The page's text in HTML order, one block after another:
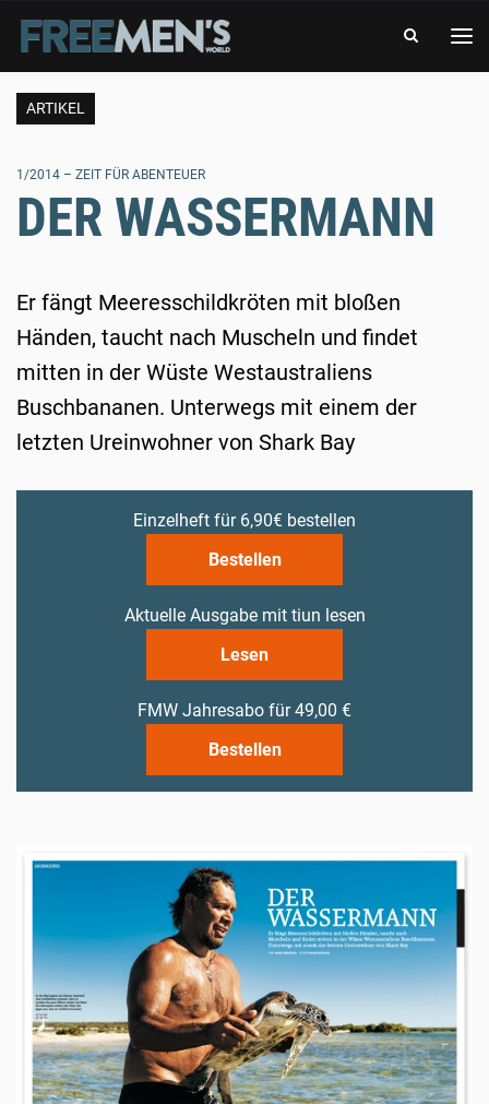
ARTIKEL
1/2014 – ZEIT FÜR ABENTEUER
DER WASSERMANN
Er fängt Meeresschildkröten mit bloßen
Händen, taucht nach Muscheln und findet
mitten in der Wüste Westaustraliens
Buschbananen. Unterwegs mit einem der
letzten Ureinwohner von Shark Bay
Einzelheft für 6,90€ bestellen
Bestellen
Aktuelle Ausgabe mit tiun lesen
Lesen
FMW Jahresabo für 49,00 €
Bestellen